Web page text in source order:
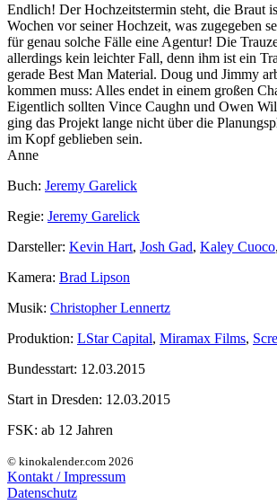
Endlich! Der Hochzeitstermin steht, die Braut
Wochen vor seiner Hochzeit, was zugegeben
für genau solche Fälle eine Agentur! Die
allerdings kein leichter Fall, denn ihm ist ein
gerade Best Man Material. Doug und Jimmy
kommen muss: Alles endet in einem großen
Eigentlich sollten Vince Caughn und Owen
ging das Projekt lange nicht über die
im Kopf geblieben sein.
Anne
Buch: Jeremy Garelick
Regie: Jeremy Garelick
Darsteller: Kevin Hart, Josh Gad, Kaley Cuoco,
Kamera: Brad Lipson
Musik: Christopher Lennertz
Produktion: LStar Capital, Miramax Films,
Bundesstart: 12.03.2015
Start in Dresden: 12.03.2015
FSK: ab 12 Jahren
© kinokalender.com 2026
Kontakt / Impressum
Datenschutz